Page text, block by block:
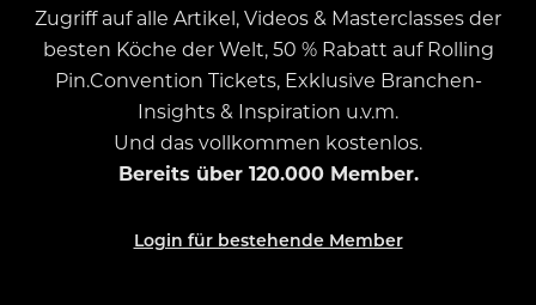
Zugriff auf alle Artikel, Videos & Masterclasses der
besten Köche der Welt, 50 % Rabatt auf Rolling
Pin.Convention Tickets, Exklusive Branchen-
Insights & Inspiration u.v.m.
Und das vollkommen kostenlos.
Bereits über 120.000 Member.
Login für bestehende Member